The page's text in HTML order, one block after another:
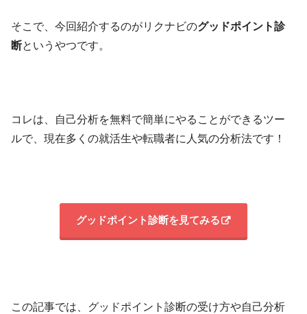
そこで、今回紹介するのがリクナビのグッドポイント診
断というやつです。
コレは、自己分析を無料で簡単にやることができるツー
ルで、現在多くの就活生や転職者に人気の分析法です！
グッドポイント診断を見てみる
この記事では、グッドポイント診断の受け方や自己分析